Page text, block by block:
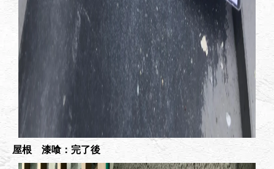
屋根 漆喰：完了後